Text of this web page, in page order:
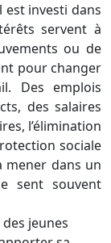
est investi dans
servent à
ou de
pour changer
Des emplois
des salaires
l’élimination
sociale
dans un
sent souvent
jeunes